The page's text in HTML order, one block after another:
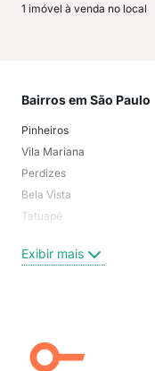
1 imóvel à venda no local
Bairros em São Paulo
Pinheiros
Vila Mariana
Perdizes
Bela Vista
Tatuapé
Centro
Campo Belo
Ipiranga
Exibir mais